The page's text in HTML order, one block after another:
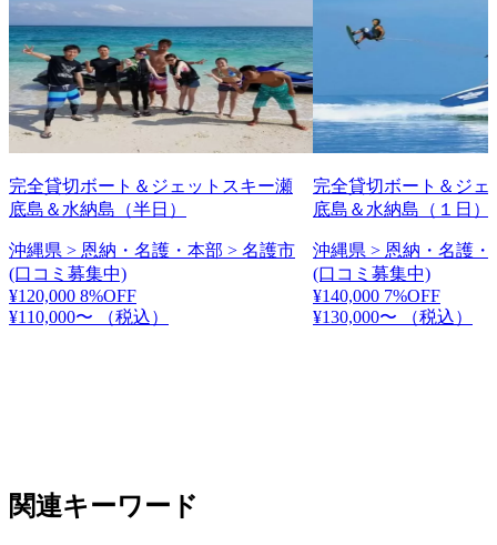
完全貸切ボート＆ジェットスキー瀬
底島＆水納島（半日）
沖縄県 > 恩納・名護・本部 > 名護市
(口コミ募集中)
¥120,000 8%OFF
¥110,000〜
（税込）
完全貸切ボート＆ジェ
底島＆水納島（１日）
沖縄県 > 恩納・名護・
(口コミ募集中)
¥140,000 7%OFF
¥130,000〜
（税込）
関連キーワード